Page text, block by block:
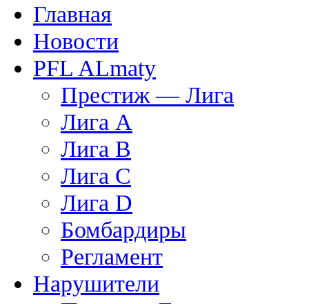
Главная
Новости
PFL ALmaty
Престиж — Лига
Лига А
Лига В
Лига С
Лига D
Бомбардиры
Регламент
Нарушители